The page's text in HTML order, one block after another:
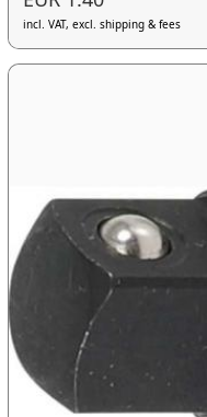
incl. VAT, excl. shipping & fees